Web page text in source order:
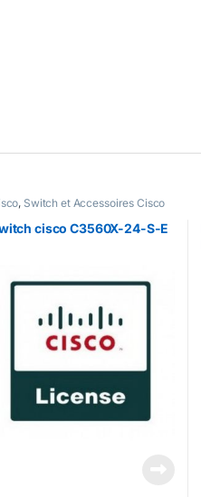
, Switch et Accessoires Cisco
cisco C3560X-24-S-E